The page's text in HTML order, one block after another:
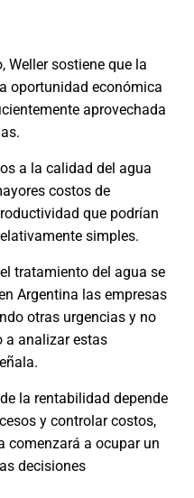
Weller sostiene que la
oportunidad económica
aprovechada
a la calidad del agua
costos de
que podrían
simples.
tratamiento del agua se
Argentina las empresas
otras urgencias y no
a analizar estas
la rentabilidad depende
y controlar costos,
comenzará a ocupar un
decisiones